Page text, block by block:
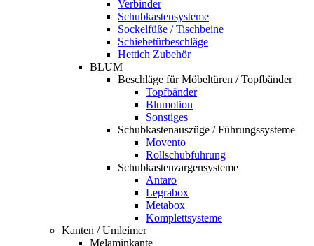
Verbinder
Schubkastensysteme
Sockelfüße / Tischbeine
Schiebetürbeschläge
Hettich Zubehör
BLUM
Beschläge für Möbeltüren / Topfbänder
Topfbänder
Blumotion
Sonstiges
Schubkastenauszüge / Führungssysteme
Movento
Rollschubführung
Schubkastenzargensysteme
Antaro
Legrabox
Metabox
Komplettsysteme
Kanten / Umleimer
Melaminkante